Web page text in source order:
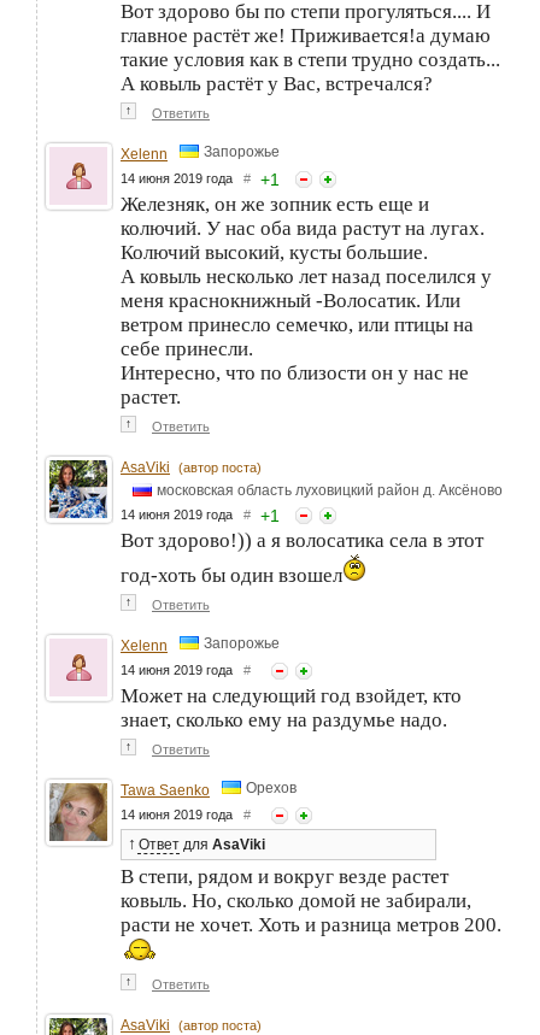
Вот здорово бы по степи прогуляться.... И
главное растёт же! Приживается!а думаю
такие условия как в степи трудно создать...
А ковыль растёт у Вас, встречался?
↑ Ответить
Xelenn Запорожье
14 июня 2019 года # +1
Железняк, он же зопник есть еще и
колючий. У нас оба вида растут на лугах.
Колючий высокий, кусты большие.
А ковыль несколько лет назад поселился у
меня краснокнижный -Волосатик. Или
ветром принесло семечко, или птицы на
себе принесли.
Интересно, что по близости он у нас не
растет.
↑ Ответить
AsaViki (автор поста)
московская область луховицкий район д. Аксёново
14 июня 2019 года # +1
Вот здорово!)) а я волосатика села в этот
год-хоть бы один взошел
↑ Ответить
Xelenn Запорожье
14 июня 2019 года #
Может на следующий год взойдет, кто
знает, сколько ему на раздумье надо.
↑ Ответить
Tawa Saenko Орехов
14 июня 2019 года #
↑ Ответ для AsaViki
В степи, рядом и вокруг везде растет
ковыль. Но, сколько домой не забирали,
расти не хочет. Хоть и разница метров 200.
↑ Ответить
AsaViki (автор поста)